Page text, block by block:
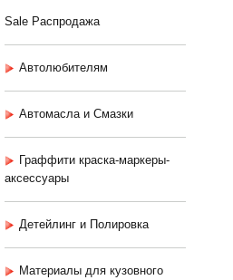
Sale Распродажа
Автолюбителям
Автомасла и Смазки
Граффити краска-маркеры-
аксессуары
Детейлинг и Полировка
Материалы для кузовного